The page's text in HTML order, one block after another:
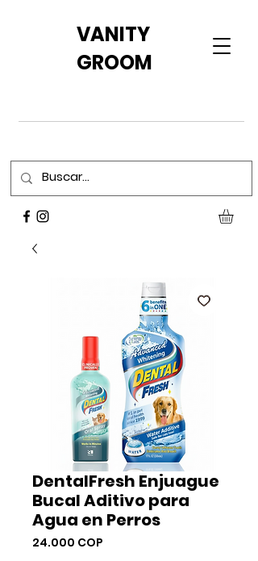
VANITY
GROOM
DentalFresh Enjuague
Bucal Aditivo para
Agua en Perros
24.000 COP